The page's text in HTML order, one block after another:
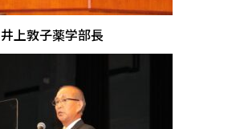
井上敦子薬学部長